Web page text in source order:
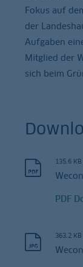
Fokus auf
der
Aufgaben
Mitglied der
sich beim
135.6 KB
PDF
363.2 KB